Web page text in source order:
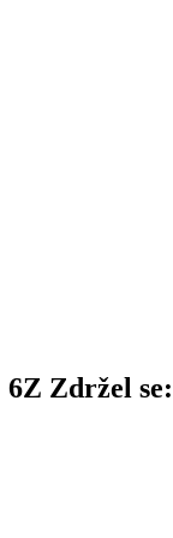
6Z Zdržel se: